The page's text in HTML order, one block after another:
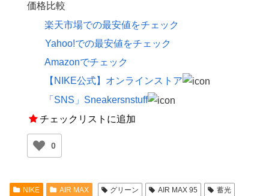
価格比較
楽天市場での最安値をチェック
Yahoo!での最安値をチェック
Amazonでチェック
【NIKE公式】オンラインストア
「SNS」Sneakersnstuff
チェックリストに追加
0
NIKE AIR MAX グリーン AIR MAX 95 蓄光